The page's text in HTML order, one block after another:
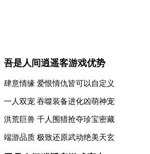
吾是人间逍遥客游戏优势
肆意情缘 爱恨情仇皆可以自定义
一人双宠 吞噬装备进化凶萌神宠
洪荒巨兽 千人围猎抢夺珍宝密藏
端游品质 极致还原武动绝美天玄